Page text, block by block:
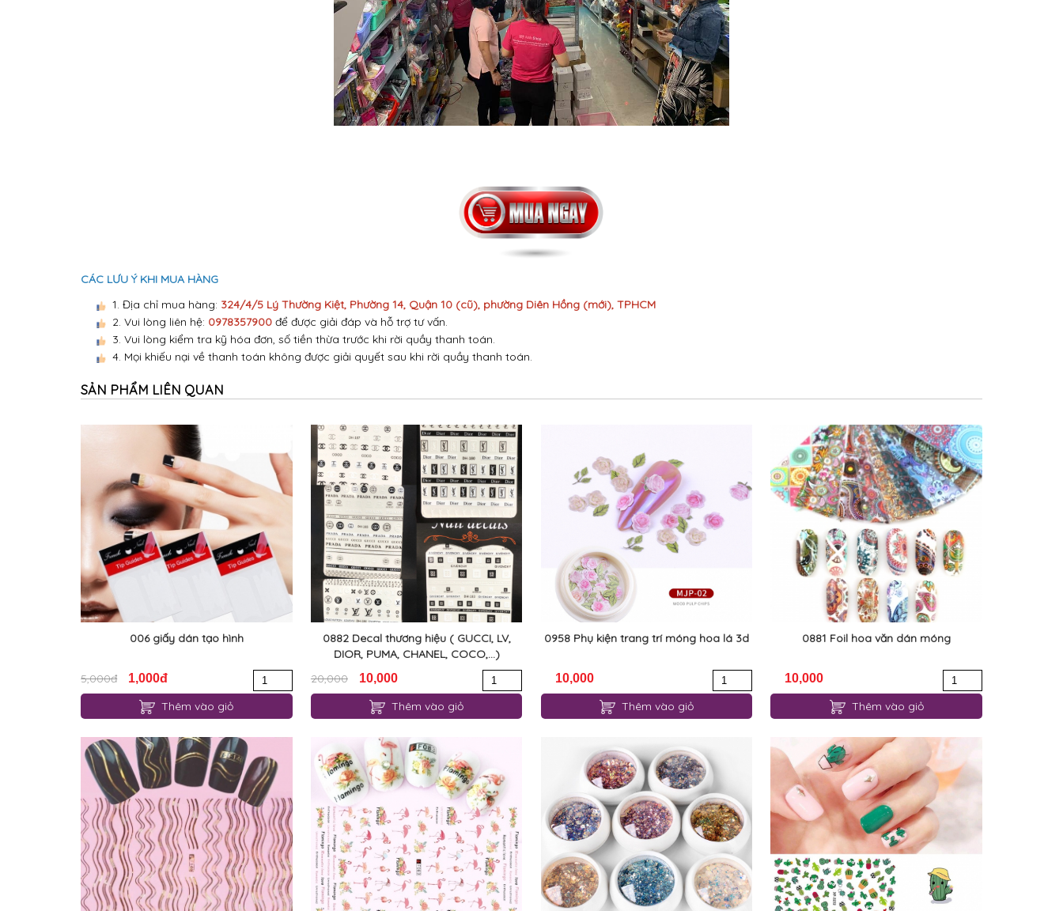
CÁC LƯU Ý KHI MUA HÀNG
1. Địa chỉ mua hàng: 324/4/5 Lý Thường Kiệt, Phường 14, Quận 10 (cũ), phường Diên Hồng (mới), TPHCM
2. Vui lòng liên hệ: 0978357900 để được giải đáp và hỗ trợ tư vấn.
3. Vui lòng kiểm tra kỹ hóa đơn, số tiền thừa trước khi rời quầy thanh toán.
4. Mọi khiếu nại về thanh toán không được giải quyết sau khi rời quầy thanh toán.
SẢN PHẨM LIÊN QUAN
006 giấy dán tạo hình
5,000đ 1,000đ
Thêm vào giỏ
0882 Decal thương hiệu ( GUCCI, LV,
DIOR, PUMA, CHANEL, COCO,...)
20,000
10,000
Thêm vào giỏ
0958 Phụ kiện trang trí móng hoa lá 3d
10,000
Thêm vào giỏ
0881 Foil hoa văn dán móng
10,000
Thêm vào giỏ